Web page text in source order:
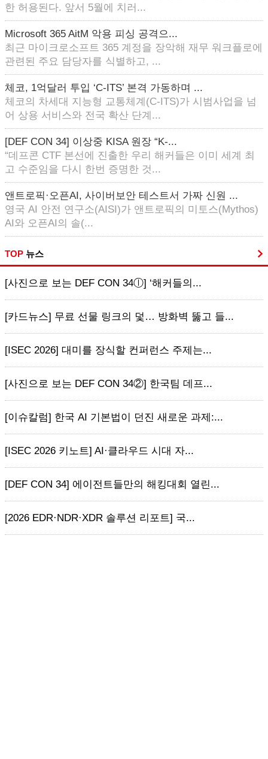
한 허용된다. 앞서 5월에 치러...
Microsoft 365 AitM 악용 피싱 공격으...
최근 마이크로소프트 365 계정을 장악해 재무 워크플로에
관련된 주요 담당자를 식별하고, ...
체코, 1억달러 투입 ‘C-ITS’ 본격 가동하며 ...
체코의 차세대 지능형 교통체계(C-ITS)가 시범사업을 넘
어 상용 서비스와 전국 확산 단계...
[DEF CON 34] 이상중 KISA 원장 “K-...
“데프콘 CTF 본선에 진출한 우리 해커들은 이미 세계 최
고 수준임을 다시 한번 증명한 것...
앤트로픽·오픈AI, 사이버보안 테스트서 가짜 신원 ...
영국 AI 안전 연구소(AISI)가 앤트로픽의 미토스(Mythos)
AI와 오픈AI의 솔(...
TOP 뉴스
[사진으로 보는 DEF CON 34ⓛ] ‘해커들의...
[카드뉴스] 무료 선물 링크의 덫… 방화벽 뚫고 들...
[ISEC 2026] 대미를 장식할 컨퍼런스 주제는...
[사진으로 보는 DEF CON 34②] 한국팀 데프...
[이슈칼럼] 한국 AI 기본법이 던진 새로운 과제:...
[ISEC 2026 키노트] AI·클라우드 시대 자...
[DEF CON 34] 에이전트들만의 해킹대회 열린...
[2026 EDR·NDR·XDR 솔루션 리포트] 국...